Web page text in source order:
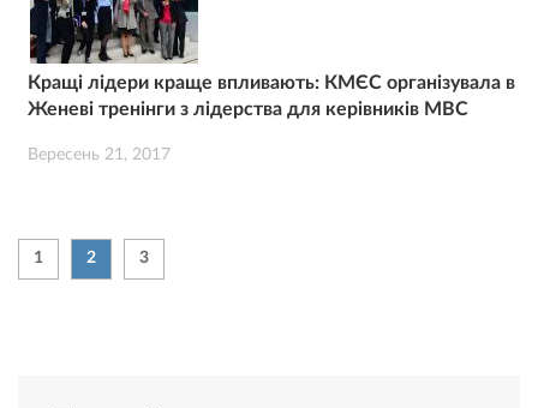
Кращі лідери краще впливають: КМЄС організувала в
Женеві тренінги з лідерства для керівників МВС
Вересень 21, 2017
1 2 3